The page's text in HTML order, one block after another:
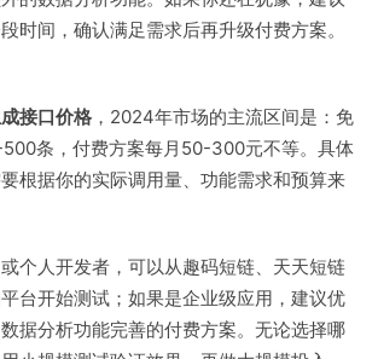
时间，确认满足需求后再升级付费方案。
接口价格 ，2024年市场的主流区间是：免
条，付费方案每月50-300元不等。具体
根据你的实际调用量、功能需求和预算来
个人开发者，可以从趣码短链、天天短链
台开始测试；如果是企业级应用，建议优
据分析功能完善的付费方案。无论选择哪